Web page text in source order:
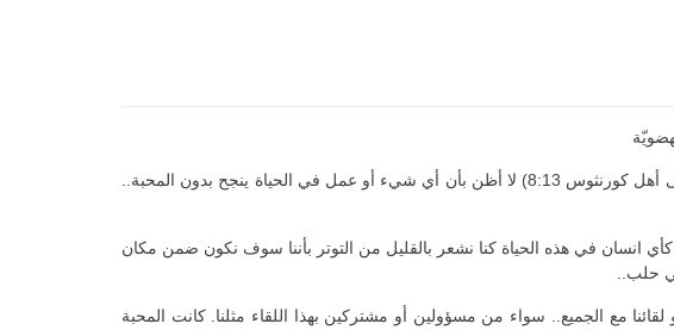
“المحبة لا تسقط أبدا” (رسالة بولس الرسول الأولى الى أهل كورنثوس 8:13) لا أظن بأن أي شيء أو عمل في الحياة ينجح بدون المحبة..
انسان في هذه الحياة كنا نشعر بالقليل من التوتر بأننا سوف نكون ضمن مكان
مع الجميع.. سواء من مسؤولين أو مشتركين بهذا اللقاء مثلنا. كانت المحبة